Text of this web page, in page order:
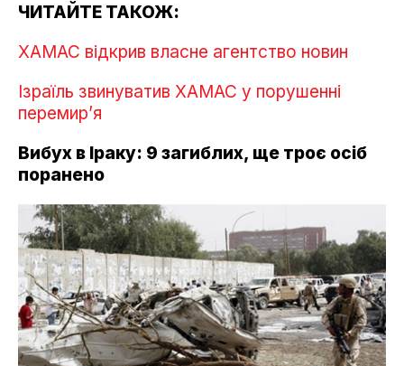
ЧИТАЙТЕ ТАКОЖ:
ХАМАС відкрив власне агентство новин
Ізраїль звинуватив ХАМАС у порушенні
перемир’я
Вибух в Іраку: 9 загиблих, ще троє осіб
поранено